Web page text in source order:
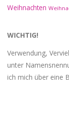
Weihnachten
WICHTIG!
Verwendung,
unter
ich mich über eine